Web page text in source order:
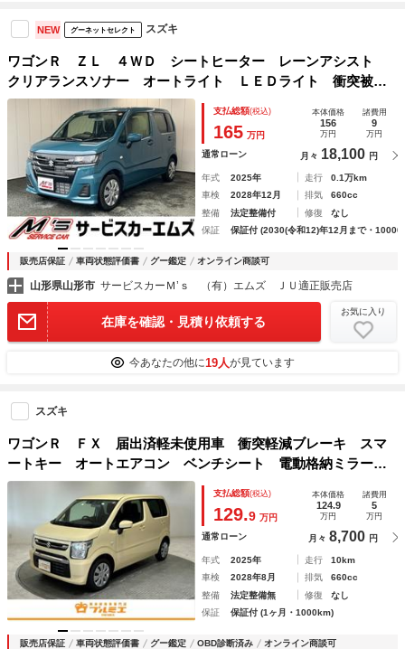
NEW グーネットセレクト スズキ
ワゴンＲ ＺＬ ４ＷＤ シートヒーター レーンアシスト
クリアランスソナー オートライト ＬＥＤライト 衝突被害
軽減ブレーキ プッシュスタート
支払総額(税込)
165 万円
本体価格
156
万円
諸費用
9
万円
通常ローン 月々 18,100 円
年式 2025年 走行
0.1万km
車検
2028年12月 排気
660cc
整備
法定整備付 修復
なし
保証
保証付 (2030(令和12)年12月まで・
販売店保証 車両状態評価書 グー鑑定 オンライン商談可
山形県山形市 サービスカーＭ’ｓ （有）エムズ ＪＵ適正販売店
在庫を確認・見積り依頼する
お気に入り
今あなたの他に19人が見ています
スズキ
ワゴンＲ ＦＸ 届出済軽未使用車 衝突軽減ブレーキ スマ
ートキー オートエアコン ベンチシート 電動格納ミラー
シートヒーター 運転席助手席エアバック 軽自動車
支払総額(税込)
129.9 万円
本体価格
124.9
万円
諸費用
5
万円
通常ローン 月々 8,700 円
年式 2025年 走行
10km
車検
2028年8月 排気
660cc
整備
法定整備無 修復
なし
保証
保証付 (1ヶ月・1000km)
販売店保証 車両状態評価書 グー鑑定 OBD診断済み
オンライン商談可